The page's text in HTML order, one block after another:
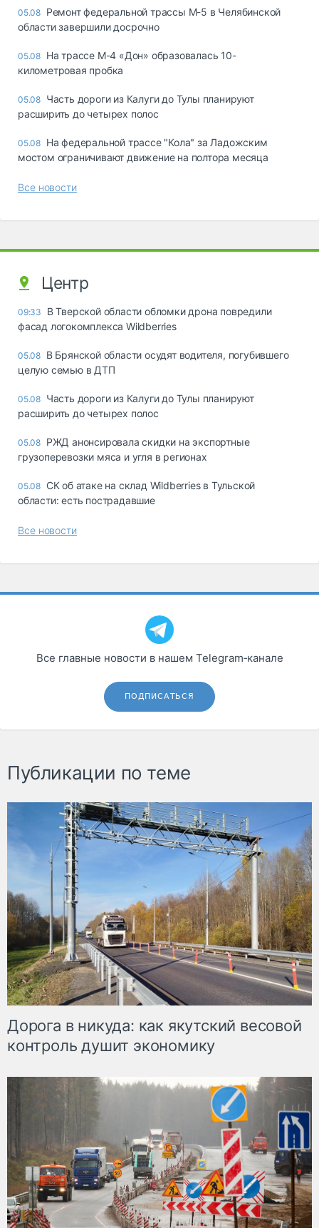
05.08 Ремонт федеральной трассы М-5 в Челябинской
области завершили досрочно
05.08 На трассе М-4 «Дон» образовалась 10-
километровая пробка
05.08 Часть дороги из Калуги до Тулы планируют
расширить до четырех полос
05.08 На федеральной трассе "Кола" за Ладожским
мостом ограничивают движение на полтора месяца
Все новости
Центр
09:33
В Тверской области обломки дрона повредили
фасад логокомплекса Wildberries
05.08 В Брянской области осудят водителя, погубившего
целую семью в ДТП
05.08 Часть дороги из Калуги до Тулы планируют
расширить до четырех полос
05.08 РЖД анонсировала скидки на экспортные
грузоперевозки мяса и угля в регионах
05.08 СК об атаке на склад Wildberries в Тульской
области: есть пострадавшие
Все новости
Все главные новости в нашем Telegram‑канале
ПОДПИСАТЬСЯ
Публикации по теме
Дорога в никуда: как якутский весовой
контроль душит экономику